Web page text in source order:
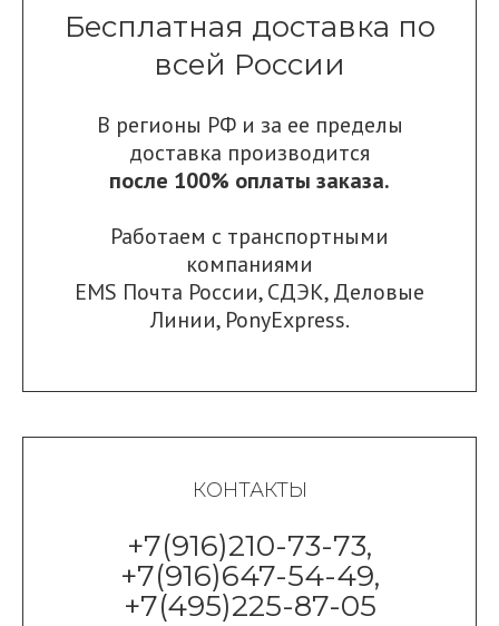
Бесплатная доставка по
всей России
В регионы РФ и за ее пределы
доставка производится
после 100% оплаты заказа.
Работаем с транспортными
компаниями
EMS Почта России,СДЭК,Деловые
Линии, PonyExpress.
КОНТАКТЫ
+7(916)210-73-73,
+7(916)647-54-49,
+7(495)225-87-05